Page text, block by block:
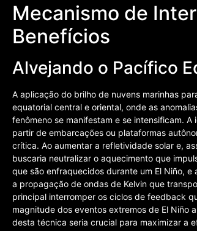
Mecanismo de
Benefícios
Alvejando o Pacífico
A aplicação do brilho de nuvens marinhas
equatorial central e oriental, onde as
fenômeno se manifestam e se intensificam.
partir de embarcações ou plataformas
crítica. Ao aumentar a refletividade solar e,
buscaria neutralizar o aquecimento que
que são enfraquecidos durante um El Niño,
a propagação de ondas de Kelvin que
principal interromper os ciclos de feedback
magnitude dos eventos extremos de El Niño
desta técnica seria crucial para maximizar a